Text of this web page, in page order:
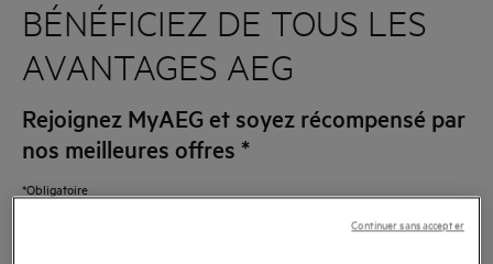
BÉNÉFICIEZ DE TOUS LES
AVANTAGES AEG
Rejoignez MyAEG et soyez récompensé par
nos meilleures offres *
*Obligatoire
Champs requis
Continuer sans accepter